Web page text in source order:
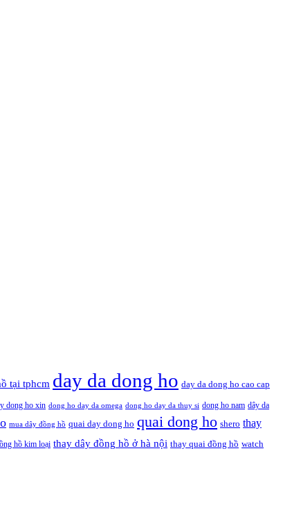
tại tphcm day da dong ho day da dong ho cao cap
dong ho xin dong ho day da omega dong ho day da thuy si dong ho nam dây da
mua dây đồng hồ quai day dong ho quai dong ho shero thay
hồ kim loại thay dây đồng hồ ở hà nội thay quai đồng hồ watch